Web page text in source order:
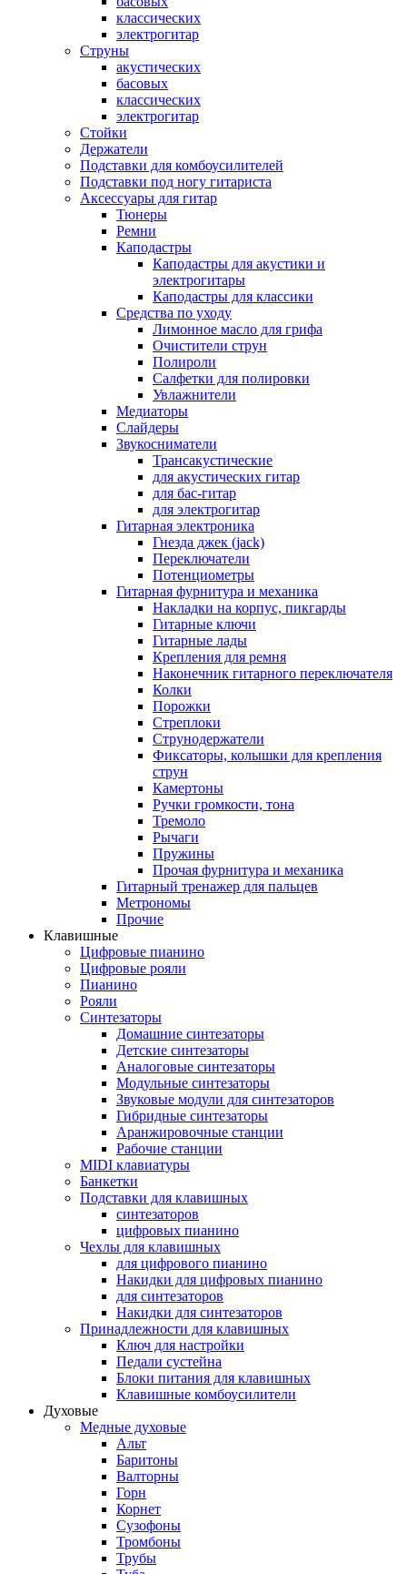
классических
электрогитар
Струны
акустических
басовых
классических
электрогитар
Стойки
Держатели
Подставки для комбоусилителей
Подставки под ногу гитариста
Аксессуары для гитар
Тюнеры
Ремни
Каподастры
Каподастры для акустики и
электрогитары
Каподастры для классики
Средства по уходу
Лимонное масло для грифа
Очистители струн
Полироли
Салфетки для полировки
Увлажнители
Медиаторы
Слайдеры
Звукосниматели
Трансакустические
для акустических гитар
для бас-гитар
для электрогитар
Гитарная электроника
Гнезда джек (jack)
Переключатели
Потенциометры
Гитарная фурнитура и механика
Накладки на корпус, пикгарды
Гитарные ключи
Гитарные лады
Крепления для ремня
Наконечник гитарного переключателя
Колки
Порожки
Стреплоки
Струнодержатели
Фиксаторы, колышки для крепления
струн
Камертоны
Ручки громкости, тона
Тремоло
Рычаги
Пружины
Прочая фурнитура и механика
Гитарный тренажер для пальцев
Метрономы
Прочие
Клавишные
Цифровые пианино
Цифровые рояли
Пианино
Рояли
Синтезаторы
Домашние синтезаторы
Детские синтезаторы
Аналоговые синтезаторы
Модульные синтезаторы
Звуковые модули для синтезаторов
Гибридные синтезаторы
Аранжировочные станции
Рабочие станции
MIDI клавиатуры
Банкетки
Подставки для клавишных
синтезаторов
цифровых пианино
Чехлы для клавишных
для цифрового пианино
Накидки для цифровых пианино
для синтезаторов
Накидки для синтезаторов
Принадлежности для клавишных
Ключ для настройки
Педали сустейна
Блоки питания для клавишных
Клавишные комбоусилители
Духовые
Медные духовые
Альт
Баритоны
Валторны
Горн
Корнет
Сузофоны
Тромбоны
Трубы